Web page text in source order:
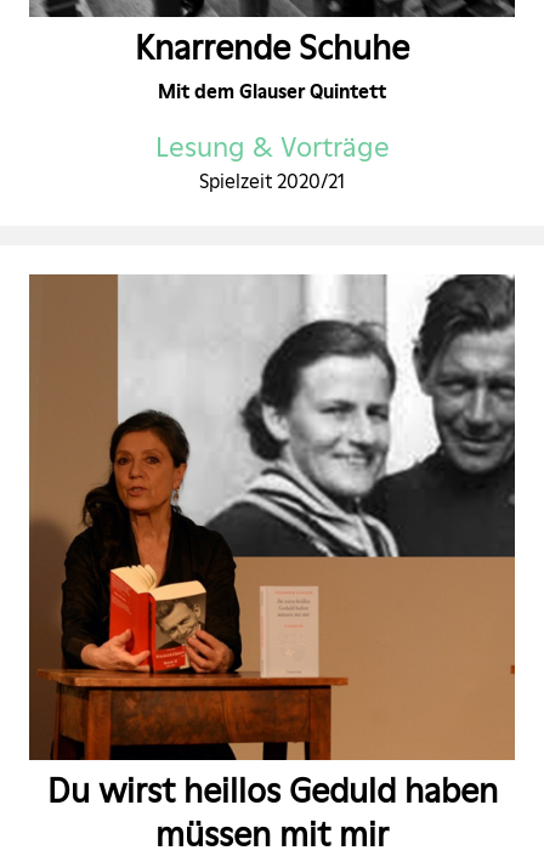
Knarrende Schuhe
Mit dem Glauser Quintett
Lesung & Vorträge
Spielzeit 2020/21
Du wirst heillos Geduld haben
müssen mit mir